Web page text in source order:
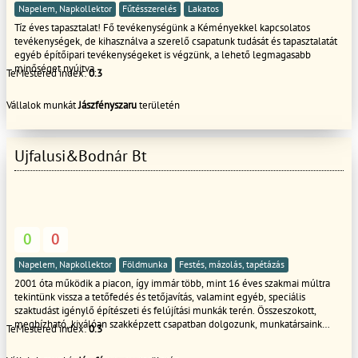
Napelem, Napkollektor Fűtésszerelés Lakatos
Tíz éves tapasztalat! Fő tevékenységünk a Kéményekkel kapcsolatos
tevékenységek, de kihasználva a szerelő csapatunk tudását és tapasztalatát
egyéb építőipari tevékenységeket is végzünk, a lehető legmagasabb
minőséget nyújtva.
TeMestered index:0.3
Vállalok munkátJászfényszaruterületén
Ujfalusi&Bodnár Bt
0 0
Napelem, Napkollektor Földmunka Festés, mázolás, tapétázás
2001 óta működik a piacon, így immár több, mint 16 éves szakmai múltra
tekintünk vissza a tetőfedés és tetőjavítás, valamint egyéb, speciális
szaktudást igénylő építészeti és felújítási munkák terén. Összeszokott,
megbízható, kiválóan szakképzett csapatban dolgozunk, munkatársaink
TeMestered index:0.3